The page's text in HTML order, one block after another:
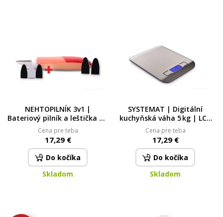
NEHTOPILNÍK 3v1 |
Bateriový pilník a leštička na
nehty + 3 nástavce
SYSTEMAT, lososový
Cena pre teba
17,29 €
Do kočíka
Skladom
SYSTEMAT | Digitální
kuchyňská váha 5 kg | LCD
displej, TARE, nerez & 1g
přesnost
Cena pre teba
17,29 €
Do kočíka
Skladom